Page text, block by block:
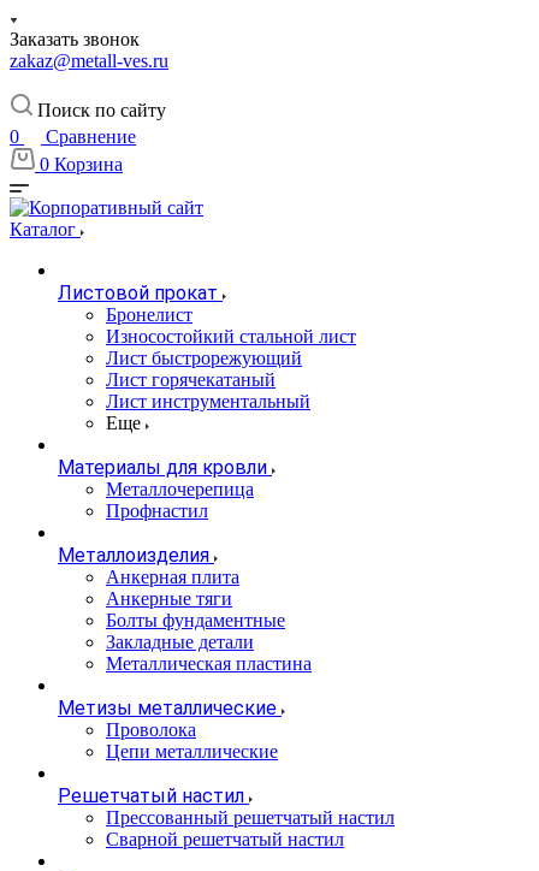
Заказать звонок
zakaz@metall-ves.ru
Поиск по сайту
0
Сравнение
0 Корзина
Каталог
Листовой прокат
Бронелист
Износостойкий стальной лист
Лист быстрорежующий
Лист горячекатаный
Лист инструментальный
Еще
Материалы для кровли
Металлочерепица
Профнастил
Металлоизделия
Анкерная плита
Анкерные тяги
Болты фундаментные
Закладные детали
Металлическая пластина
Метизы металлические
Проволока
Цепи металлические
Решетчатый настил
Прессованный решетчатый настил
Сварной решетчатый настил